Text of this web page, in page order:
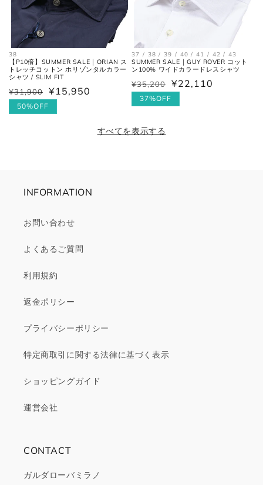
38
【P10倍】SUMMER SALE｜ORIAN ス
トレッチコットン ホリゾンタルカラー
シャツ / SLIM FIT
通
常
¥31,900
セ
ー
¥15,950
50%OFF
37 / 38 / 39 / 40 / 41 / 42 / 43
SUMMER SALE｜GUY ROVER コット
ン100% ワイドカラードレスシャツ
通
常
格
¥35,200
セ
ー
価
¥22,110
37%OFF
すべてを表示する
INFORMATION
お問い合わせ
よくあるご質問
利用規約
返金ポリシー
プライバシーポリシー
特定商取引に関する法律に基づく表示
ショッピングガイド
運営会社
CONTACT
ガルダローバミラノ